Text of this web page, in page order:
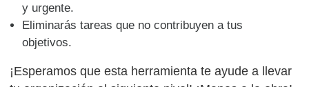
y urgente.
Eliminarás tareas que no contribuyen a tus
objetivos.
¡Esperamos que esta herramienta te ayude a llevar